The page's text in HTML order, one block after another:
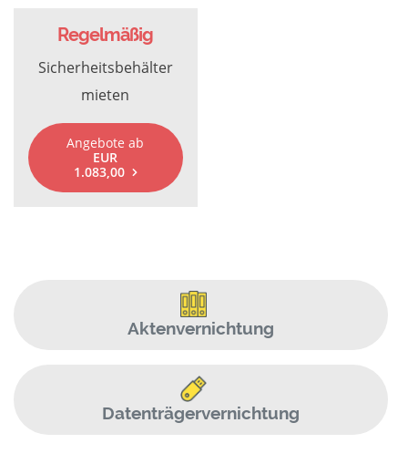
Regelmäßig
Sicherheitsbehälter
mieten
Angebote ab
EUR
1.083,00
Aktenvernichtung
Datenträgervernichtung